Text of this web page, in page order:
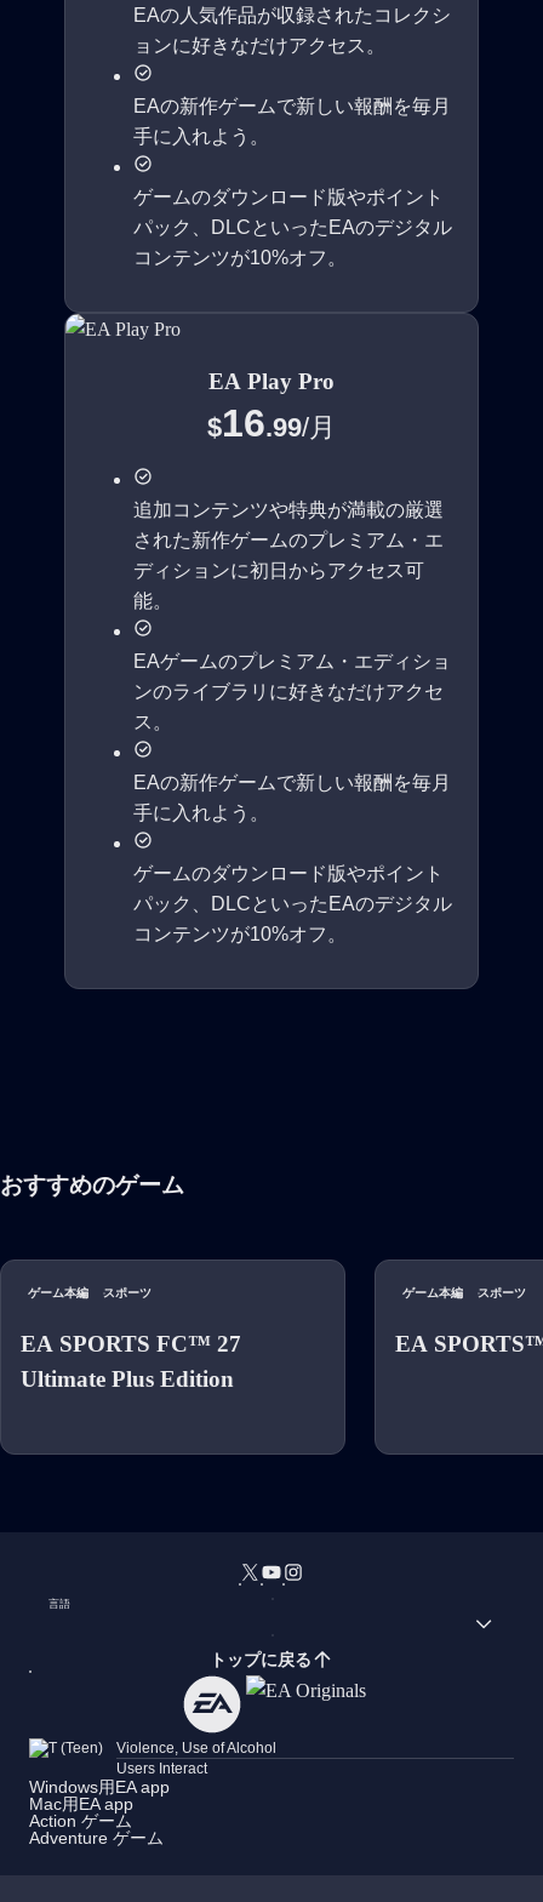
EAの人気作品が収録されたコレクシ
ョンに好きなだけアクセス。
EAの新作ゲームで新しい報酬を毎月
手に入れよう。
ゲームのダウンロード版やポイント
パック、DLCといったEAのデジタル
コンテンツが10%オフ。
EA Play Pro
$16.99/月
追加コンテンツや特典が満載の厳選
された新作ゲームのプレミアム・エ
ディションに初日からアクセス可
能。
EAゲームのプレミアム・エディショ
ンのライブラリに好きなだけアクセ
ス。
EAの新作ゲームで新しい報酬を毎月
手に入れよう。
ゲームのダウンロード版やポイント
パック、DLCといったEAのデジタル
コンテンツが10%オフ。
おすすめのゲーム
ゲーム本編 スポーツ
EA SPORTS FC™ 27
Ultimate Plus Edition
ゲーム本編 スポーツ
EA
言語
トップに戻る
Violence, Use of Alcohol
Users Interact
Windows用EA app
Mac用EA app
Action ゲーム
Adventure ゲーム